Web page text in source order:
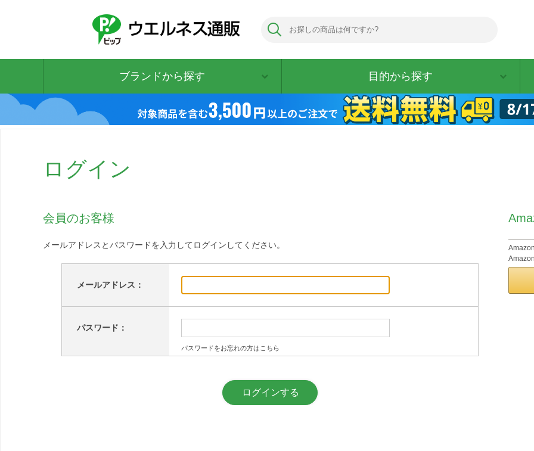
ブランドから探す 目的から探す
ログイン
会員のお客様
メールアドレスとパスワードを入力してログインしてください。
メールアドレス：
パスワード：
パスワードをお忘れの方はこちら